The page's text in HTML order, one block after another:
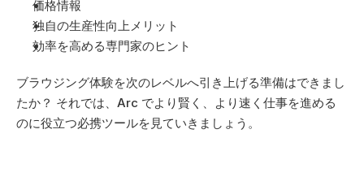
価格情報
独自の生産性向上メリット
効率を高める専門家のヒント
ブラウジング体験を次のレベルへ引き上げる準備はできまし
たか？ それでは、Arc でより賢く、より速く仕事を進める
のに役立つ必携ツールを見ていきましょう。